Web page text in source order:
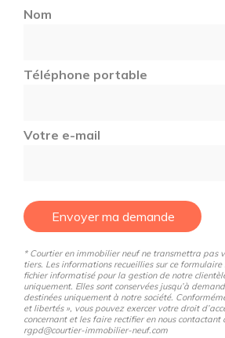
Nom
Téléphone portable
Votre e-mail
Envoyer ma demande
* Courtier en immobilier neuf ne transmettra pas
tiers. Les informations recueillies sur ce
fichier informatisé pour la gestion de notre
uniquement. Elles sont conservées jusqu’à
destinées uniquement à notre société.
et libertés », vous pouvez exercer votre droit
concernant et les faire rectifier en nous contactant
rgpd@courtier-immobilier-neuf.com